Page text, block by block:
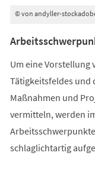
© von andyller-
Um eine Vorstellung
Tätigkeitsfeldes und
Maßnahmen und
vermitteln, werden
schlaglichtartig